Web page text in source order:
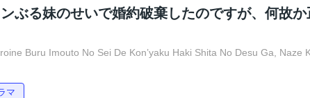
ぶる妹のせいで婚約破棄したのですが、何故
Buru Imouto No Sei De Kon’yaku Haki Shita No Desu Ga, Naze
マ